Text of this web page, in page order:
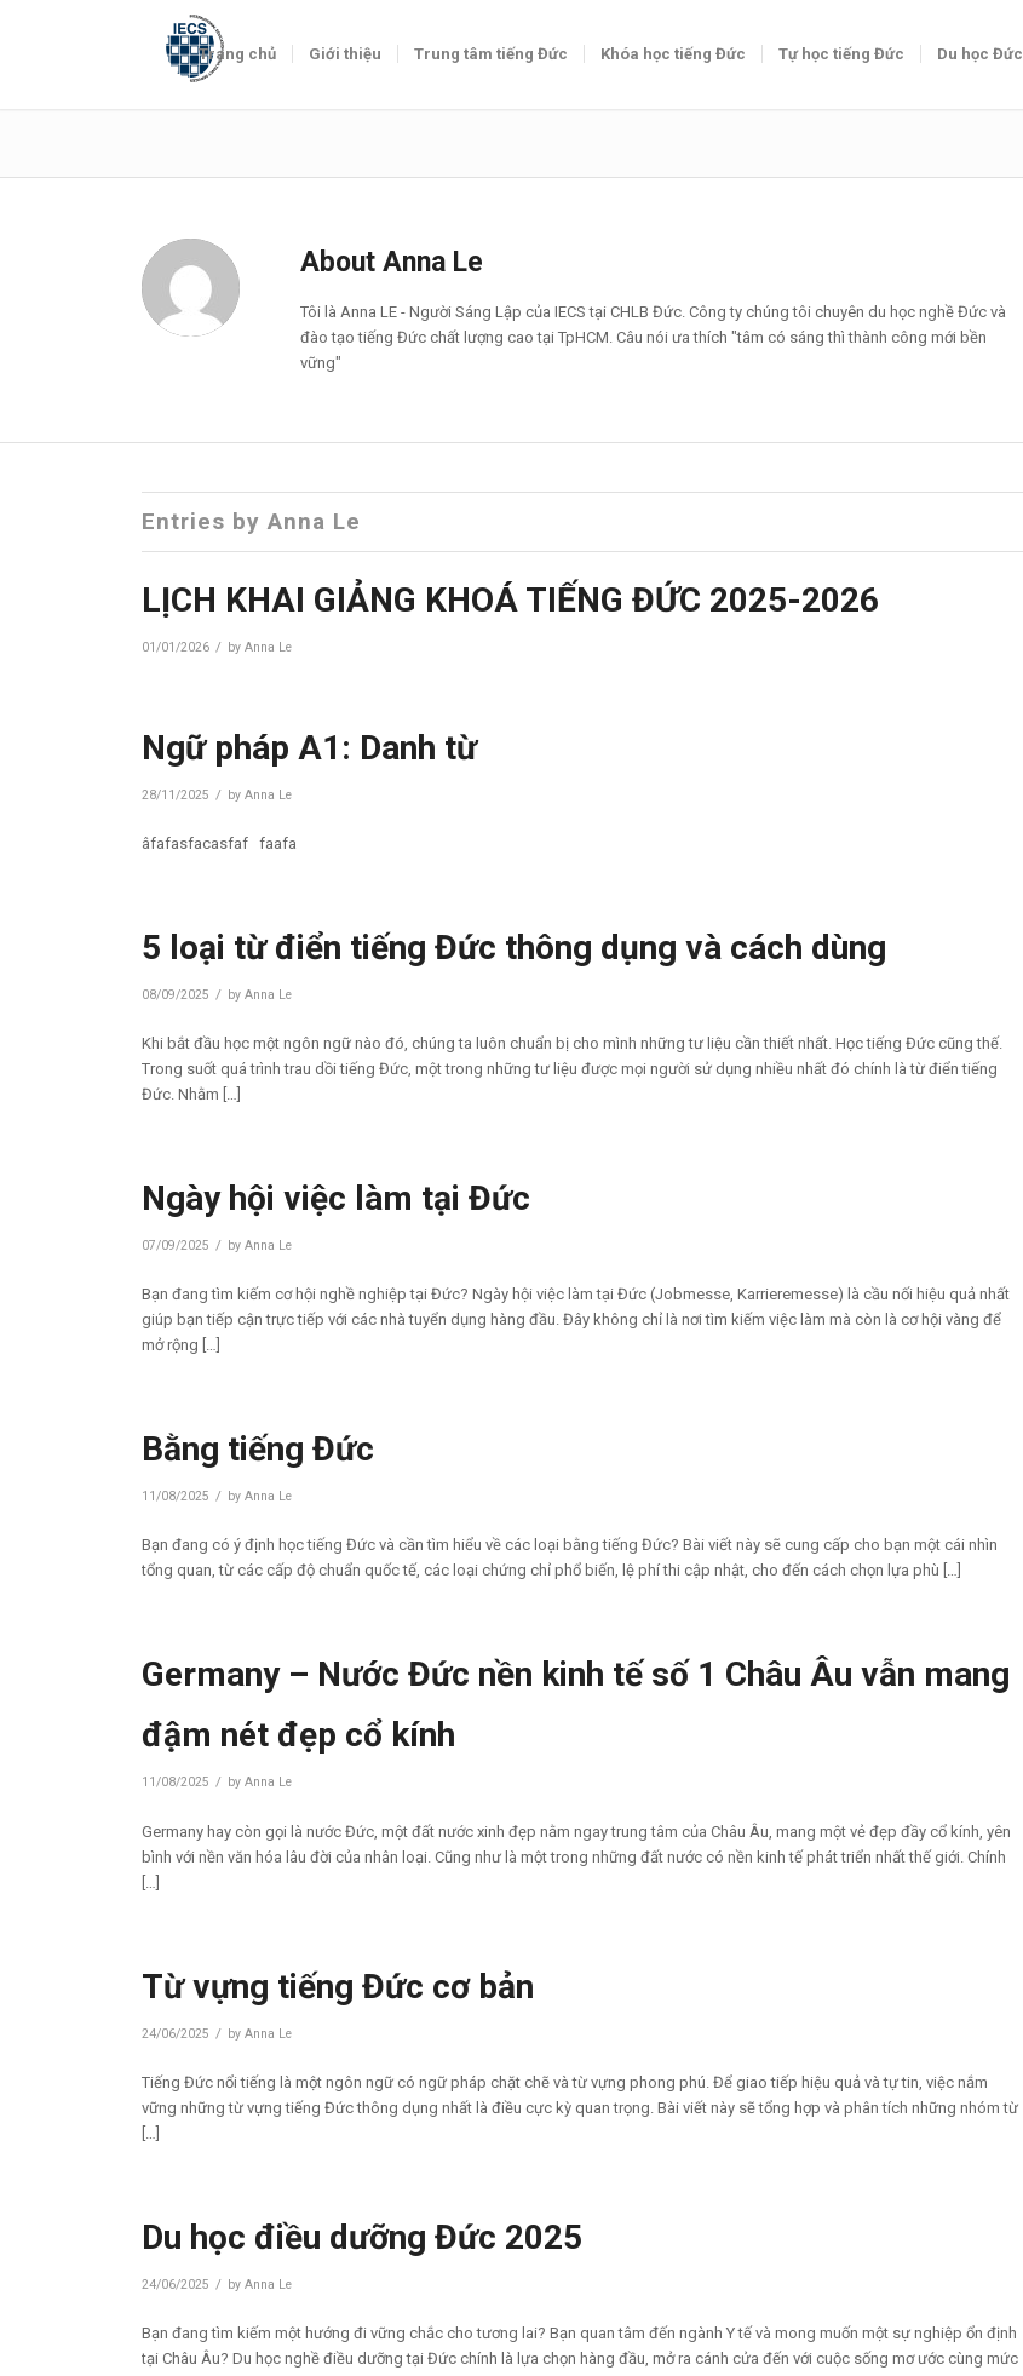
Trang chủ Giới thiệu Trung tâm tiếng Đức Khóa học tiếng Đức Tự học tiếng Đức Du học Đức
AboutAnna Le
Tôi là Anna LE - Người Sáng Lập của IECS tại CHLB Đức. Công ty chúng tôi chuyên du học nghề Đức và
đào tạo tiếng Đức chất lượng cao tại TpHCM. Câu nói ưa thích "tâm có sáng thì thành công mới bền
vững"
Entries by Anna Le
LỊCH KHAI GIẢNG KHOÁ TIẾNG ĐỨC 2025-2026
01/01/2026 / byAnna Le
Ngữ pháp A1: Danh từ
28/11/2025 / byAnna Le
âfafasfacasfaf faafa
5 loại từ điển tiếng Đức thông dụng và cách dùng
08/09/2025 / byAnna Le
Khi bắt đầu học một ngôn ngữ nào đó, chúng ta luôn chuẩn bị cho mình những tư liệu cần thiết nhất. Học tiếng Đức cũng thế.
Trong suốt quá trình trau dồi tiếng Đức, một trong những tư liệu được mọi người sử dụng nhiều nhất đó chính là từ điển tiếng
Đức. Nhằm […]
Ngày hội việc làm tại Đức
07/09/2025 / byAnna Le
Bạn đang tìm kiếm cơ hội nghề nghiệp tại Đức? Ngày hội việc làm tại Đức (Jobmesse, Karrieremesse) là cầu nối hiệu quả nhất
giúp bạn tiếp cận trực tiếp với các nhà tuyển dụng hàng đầu. Đây không chỉ là nơi tìm kiếm việc làm mà còn là cơ hội vàng để
mở rộng […]
Bằng tiếng Đức
11/08/2025 / byAnna Le
Bạn đang có ý định học tiếng Đức và cần tìm hiểu về các loại bằng tiếng Đức? Bài viết này sẽ cung cấp cho bạn một cái nhìn
tổng quan, từ các cấp độ chuẩn quốc tế, các loại chứng chỉ phổ biến, lệ phí thi cập nhật, cho đến cách chọn lựa phù […]
Germany – Nước Đức nền kinh tế số 1 Châu Âu vẫn mang
đậm nét đẹp cổ kính
11/08/2025 / byAnna Le
Germany hay còn gọi là nước Đức, một đất nước xinh đẹp nằm ngay trung tâm của Châu Âu, mang một vẻ đẹp đầy cổ kính, yên
bình với nền văn hóa lâu đời của nhân loại. Cũng như là một trong những đất nước có nền kinh tế phát triển nhất thế giới. Chính
[…]
Từ vựng tiếng Đức cơ bản
24/06/2025 / byAnna Le
Tiếng Đức nổi tiếng là một ngôn ngữ có ngữ pháp chặt chẽ và từ vựng phong phú. Để giao tiếp hiệu quả và tự tin, việc nắm
vững những từ vựng tiếng Đức thông dụng nhất là điều cực kỳ quan trọng. Bài viết này sẽ tổng hợp và phân tích những nhóm từ
[…]
Du học điều dưỡng Đức 2025
24/06/2025 / byAnna Le
Bạn đang tìm kiếm một hướng đi vững chắc cho tương lai? Bạn quan tâm đến ngành Y tế và mong muốn một sự nghiệp ổn định
tại Châu Âu? Du học nghề điều dưỡng tại Đức chính là lựa chọn hàng đầu, mở ra cánh cửa đến với cuộc sống mơ ước cùng mức